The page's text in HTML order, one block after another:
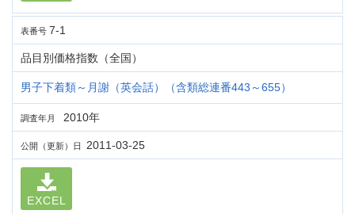
表番号 7-1
品目別価格指数（全国）
男子下着類～月謝（英会話）（含類総連番443～655）
調査年月 2010年
公開（更新）日 2011-03-25
EXCEL